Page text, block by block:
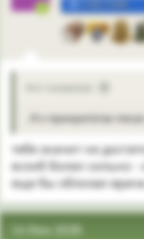
3
Кот сказал(а):
. Я о приоритетах
тебя значит не
еслиб болел сильно
еще бы облизал
14 Июн 2026